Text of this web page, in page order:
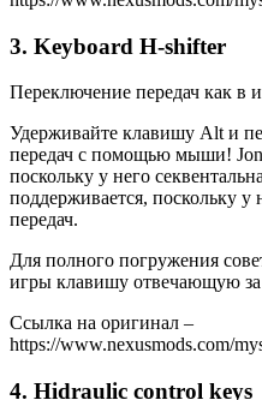
3. Keyboard H-shifter
Переключение передач как в
Удерживайте клавишу Alt и
передач с помощью мыши!
поскольку у него
поддерживается, поскольку у
передач.
Для полного погружения
игры клавишу отвечающую
Ссылка на оригинал –
https://www.nexusmods.com/
4. Hidraulic control keys